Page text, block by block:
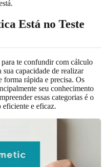
Está no Teste
te confundir com cálculo
capacidade de realizar
forma rápida e precisa. Os
seu conhecimento
essas categorias é o
eficiente e eficaz.